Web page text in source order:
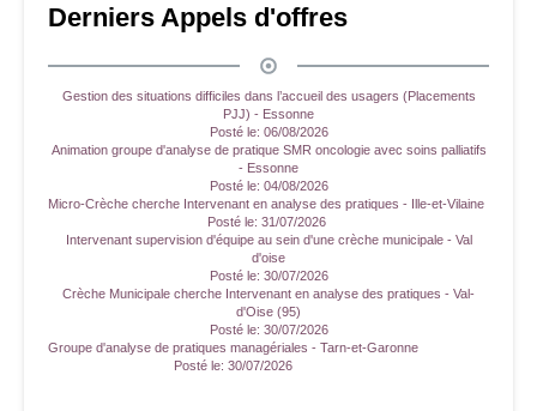
Derniers Appels d'offres
Gestion des situations difficiles dans l’accueil des usagers (Placements
PJJ) - Essonne
Posté le: 06/08/2026
Animation groupe d'analyse de pratique SMR oncologie avec soins palliatifs
- Essonne
Posté le: 04/08/2026
Micro-Crèche cherche Intervenant en analyse des pratiques - Ille-et-Vilaine
Posté le: 31/07/2026
Intervenant supervision d'équipe au sein d'une crèche municipale - Val
d'oise
Posté le: 30/07/2026
Crèche Municipale cherche Intervenant en analyse des pratiques - Val-
d'Oise (95)
Posté le: 30/07/2026
Groupe d'analyse de pratiques managériales - Tarn-et-Garonne
Posté le: 30/07/2026